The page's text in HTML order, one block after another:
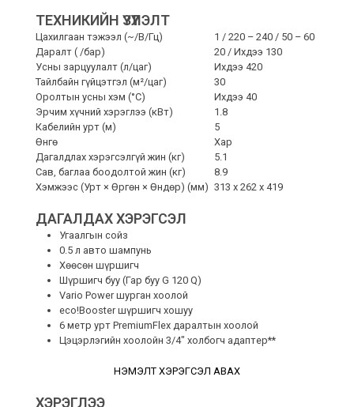
ТЕХНИКИЙН ҮЗҮҮЛЭЛТ
Цахилгаан тэжээл (~/В/Гц)
1 / 220 – 240 / 50 – 60
Даралт ( /бар)
20 / Ихдээ 130
Усны зарцуулалт (л/цаг)
Ихдээ 420
Тайлбайн гүйцэтгэл (м²/цаг)
30
Оролтын усны хэм (°C)
Ихдээ 40
Эрчим хүчний хэрэглээ (кВт)
1.8
Кабелийн урт (м)
5
Өнгө
Хар
Дагалдлах хэрэгсэлгүй жин (кг)
5.1
Сав, баглаа боодолтой жин (кг)
8.9
Хэмжээс (Урт × Өргөн × Өндөр) (мм) 313 x 262 x 419
ДАГАЛДАХ ХЭРЭГСЭЛ
Угаалгын сойз
0.5 л авто шампунь
Хөөсөн шүршигч
Шүршигч буу (Гар буу G 120 Q)
Vario Power шурган хоолой
eco!Booster шүршигч хошуу
6 метр урт PremiumFlex даралтын хоолой
Цэцэрлэгийн хоолойн 3/4″ холбогч адаптер**
НЭМЭЛТ ХЭРЭГСЭЛ АВАХ
ХЭРЭГЛЭЭ